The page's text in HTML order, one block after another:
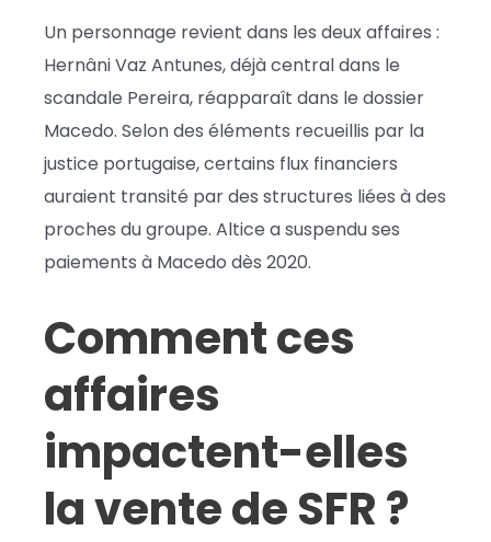
Un personnage revient dans les deux affaires :
Hernâni Vaz Antunes, déjà central dans le
scandale Pereira, réapparaît dans le dossier
Macedo. Selon des éléments recueillis par la
justice portugaise, certains flux financiers
auraient transité par des structures liées à des
proches du groupe. Altice a suspendu ses
paiements à Macedo dès 2020.
Comment ces
affaires
impactent-elles
la vente de SFR ?